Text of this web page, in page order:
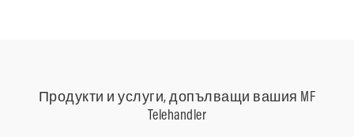
Продукти и услуги, допълващи вашия MF
Telehandler